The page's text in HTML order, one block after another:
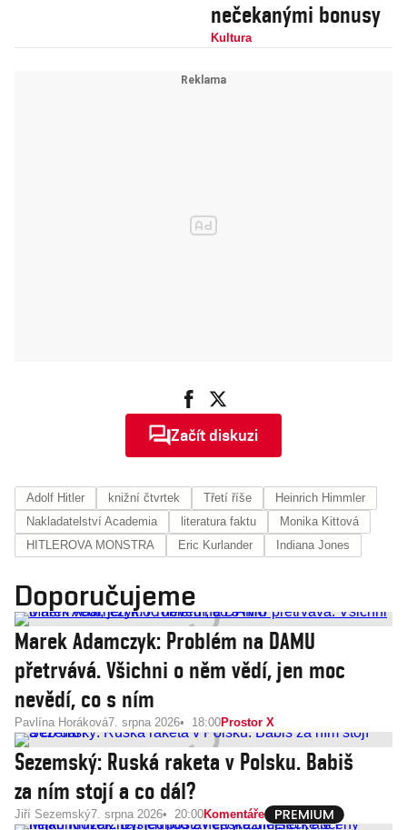
nečekanými bonusy
Kultura
Začít diskuzi
Adolf Hitler knižní čtvrtek Třetí říše
Heinrich Himmler
Nakladatelství Academia
literatura faktu
Monika Kittová
HITLEROVA MONSTRA
Eric Kurlander Indiana Jones
Doporučujeme
Marek Adamczyk: Problém na DAMU
přetrvává. Všichni o něm vědí, jen moc
nevědí, co s ním
Pavlína Horáková7. srpna 2026 18:00Prostor X
Sezemský: Ruská raketa v Polsku. Babiš
za ním stojí a co dál?
Jiří Sezemský7. srpna 2026 20:00Komentáře